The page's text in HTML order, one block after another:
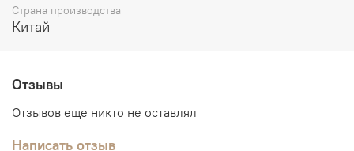
Страна производства
Китай
Отзывы
Отзывов еще никто не оставлял
Написать отзыв